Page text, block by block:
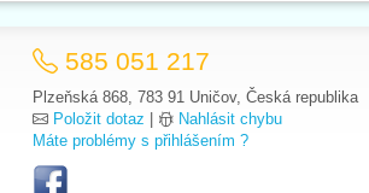
585 051 217
Plzeňská 868, 783 91 Uničov, Česká republika
Položit dotaz
Nahlásit chybu
Máte problémy s přihlášením ?